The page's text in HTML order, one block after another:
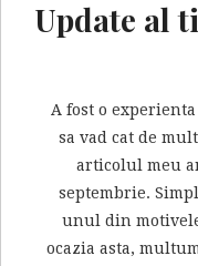
Update al
A fost o
sa vad cat de
articolul meu
septembrie.
unul din
ocazia asta,